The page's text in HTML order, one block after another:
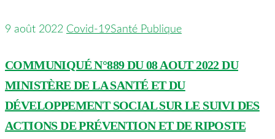
9 août 2022 Covid-19Santé Publique
COMMUNIQUÉ N°889 DU 08 AOUT 2022 DU
MINISTÈRE DE LA SANTÉ ET DU
DÉVELOPPEMENT SOCIAL SUR LE SUIVI DES
ACTIONS DE PRÉVENTION ET DE RIPOSTE